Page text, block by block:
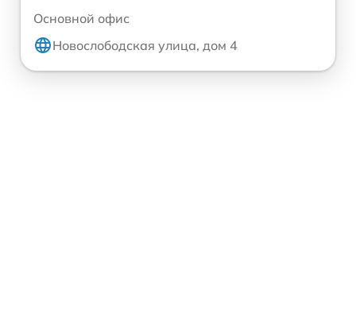
Основной офис
Новослободская улица, дом 4